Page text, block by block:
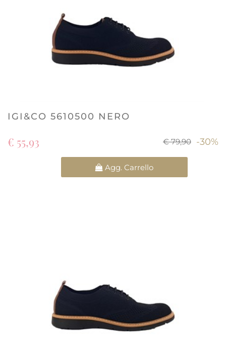
IGI&CO 5610500 NERO
€ 79,90 -30%
€ 55,93
Agg. Carrello